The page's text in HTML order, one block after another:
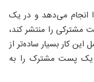
انجام می‌دهد و در یک
مشترکی را منتشر کند،
کار بسیار ساده‌تر از
یک پست مشترک را به